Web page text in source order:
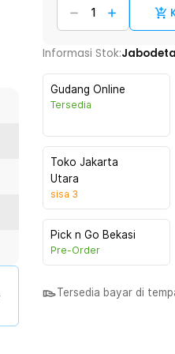
Informasi Stok:
Gudang Online
Tersedia
Toko Jakarta
Utara
sisa 3
Pick n Go Bekasi
Pre-Order
Tersedia bayar di